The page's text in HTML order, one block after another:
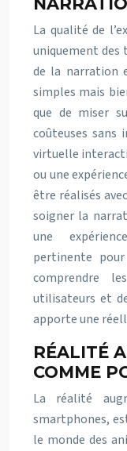
La qualité de
uniquement
de la narration
simples mais
que de miser
coûteuses sans
virtuelle
ou une
être réalisés
soigner la
une
pertinente
comprendre
utilisateurs et
apporte une
RÉALITÉ
COMME
La réalité
smartphones,
le monde des